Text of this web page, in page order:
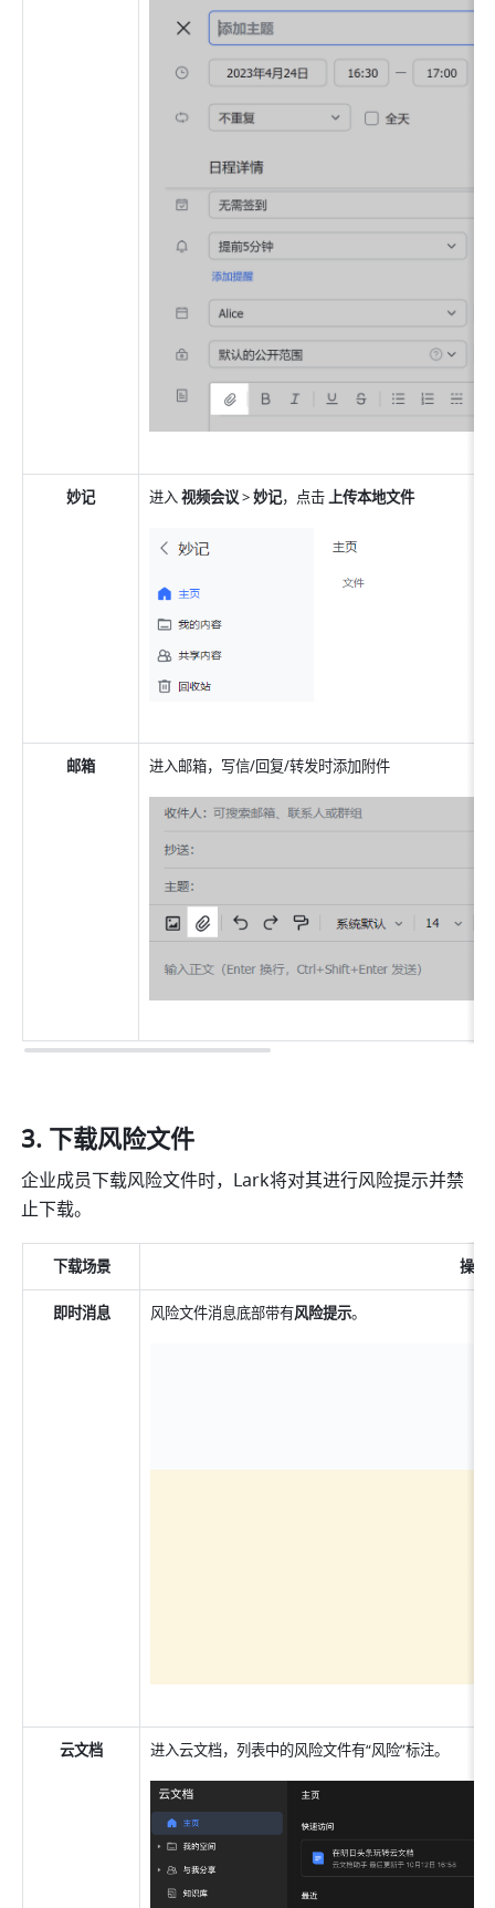
妙记 进入 视频会议 > 妙记，点击 上传本地文件
邮箱 进入邮箱，写信/回复/转发时添加附件
下载风险文件
企业成员下载风险文件时，Lark将对其进行风险提示并禁
止下载。
下载场景 操作
即时消息 风险文件消息底部带有风险提示。
云文档 进入云文档，列表中的风险文件有“风险”标注。